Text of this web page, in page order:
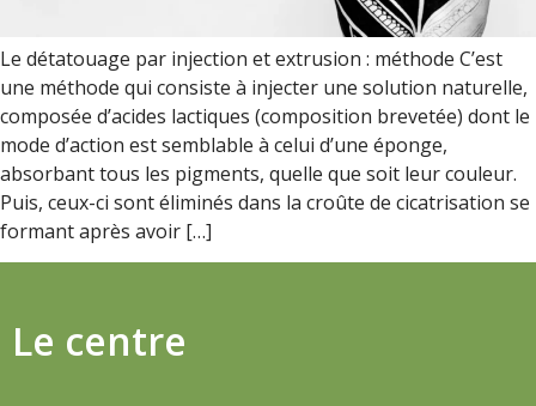
Le détatouage par injection et extrusion : méthode C’est
une méthode qui consiste à injecter une solution naturelle,
composée d’acides lactiques (composition brevetée) dont le
mode d’action est semblable à celui d’une éponge,
absorbant tous les pigments, quelle que soit leur couleur.
Puis, ceux-ci sont éliminés dans la croûte de cicatrisation se
formant après avoir […]
Le centre